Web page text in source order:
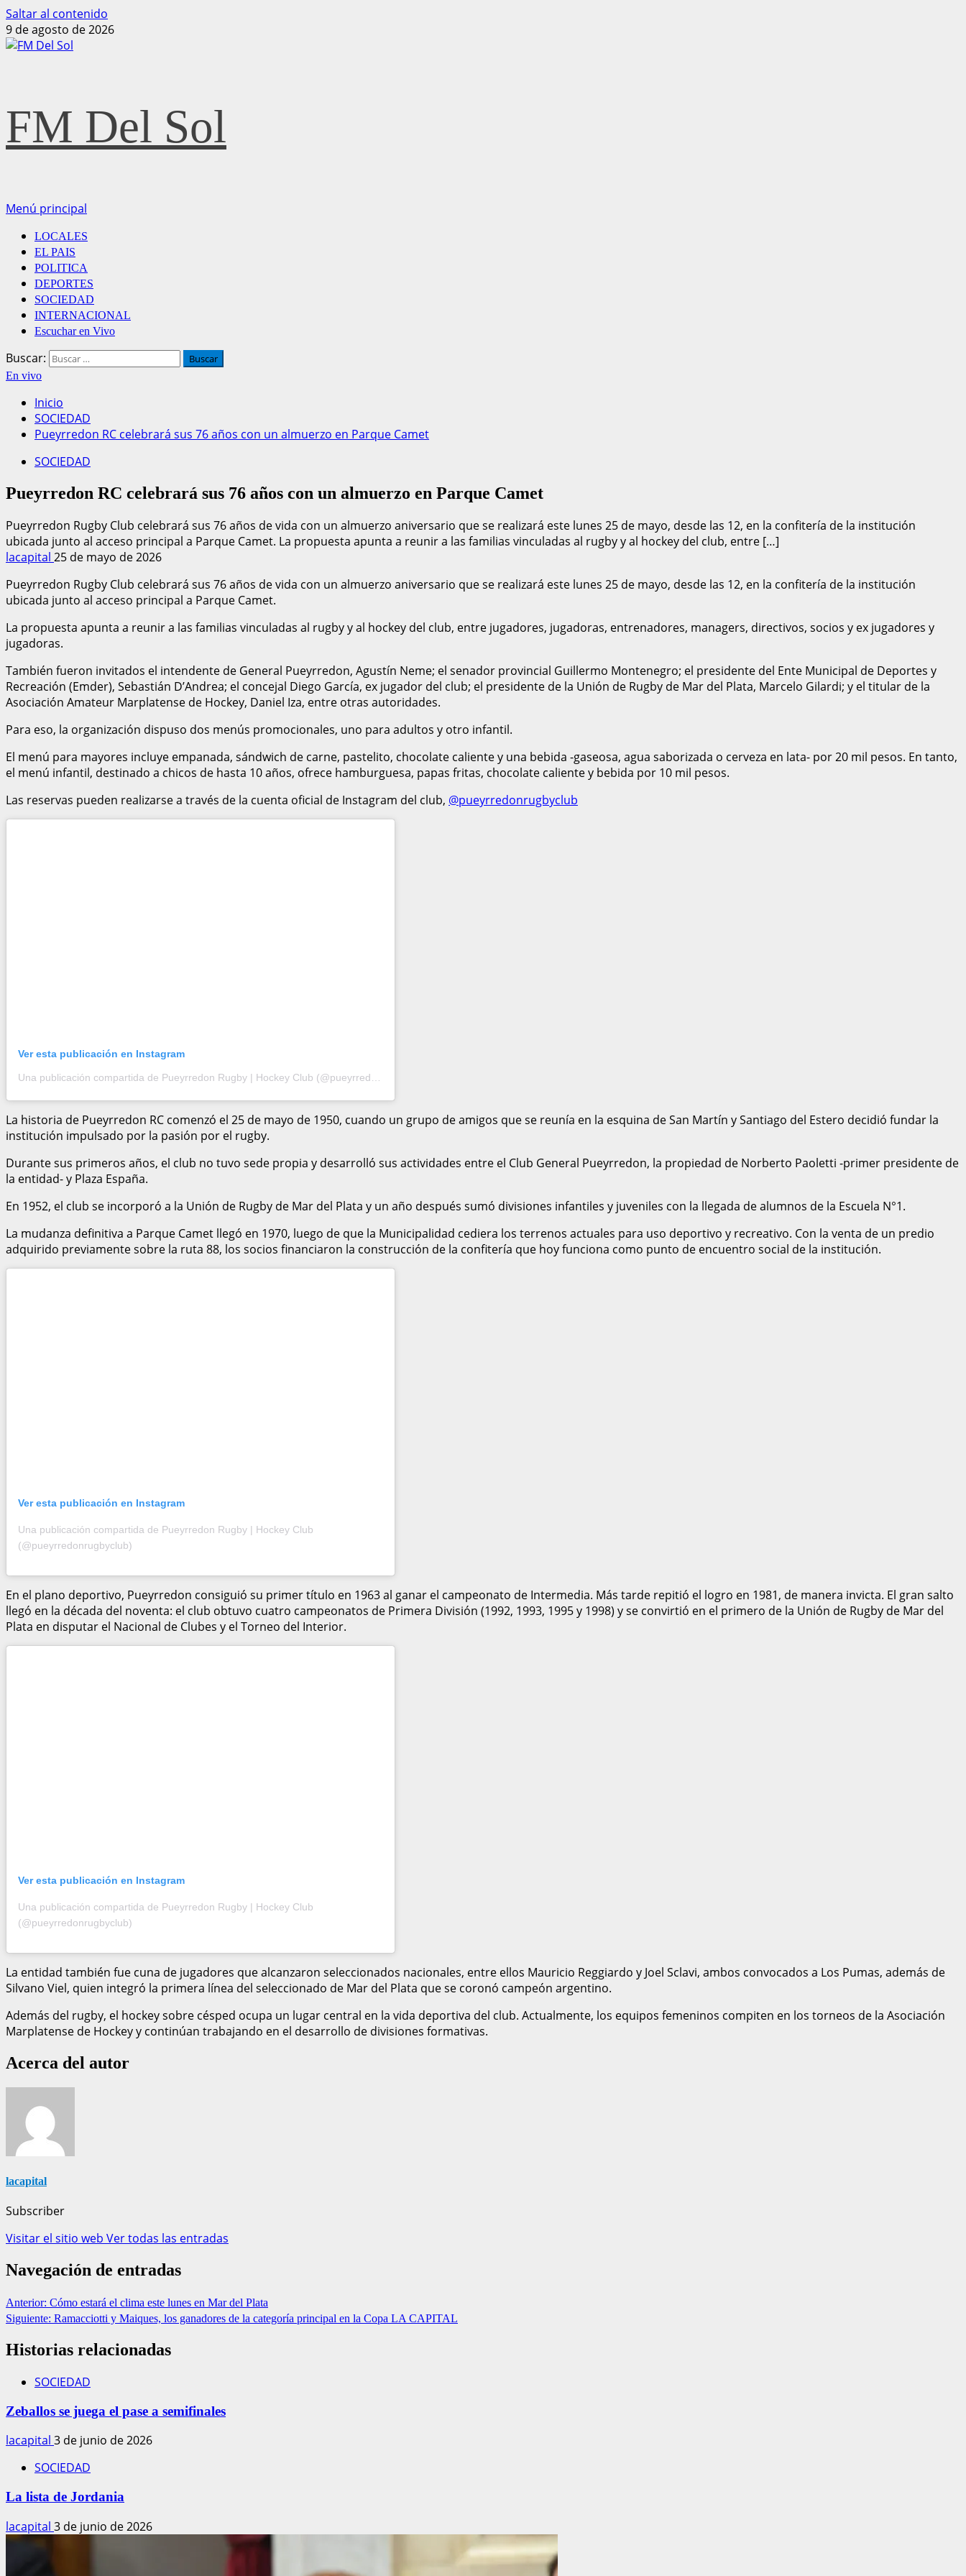
Saltar al contenido
9 de agosto de 2026
FM Del Sol
Menú principal
LOCALES
EL PAIS
POLITICA
DEPORTES
SOCIEDAD
INTERNACIONAL
Escuchar en Vivo
Buscar:
En vivo
Inicio
SOCIEDAD
Pueyrredon RC celebrará sus 76 años con un almuerzo en Parque Camet
SOCIEDAD
Pueyrredon RC celebrará sus 76 años con un almuerzo en Parque Camet
Pueyrredon Rugby Club celebrará sus 76 años de vida con un almuerzo aniversario que se realizará este lunes 25 de mayo, desde las 12, en la confitería de la institución
ubicada junto al acceso principal a Parque Camet. La propuesta apunta a reunir a las familias vinculadas al rugby y al hockey del club, entre […]
lacapital 25 de mayo de 2026
Pueyrredon Rugby Club celebrará sus 76 años de vida con un almuerzo aniversario que se realizará este lunes 25 de mayo, desde las 12, en la confitería de la institución
ubicada junto al acceso principal a Parque Camet.
La propuesta apunta a reunir a las familias vinculadas al rugby y al hockey del club, entre jugadores, jugadoras, entrenadores, managers, directivos, socios y ex jugadores y
jugadoras.
También fueron invitados el intendente de General Pueyrredon, Agustín Neme; el senador provincial Guillermo Montenegro; el presidente del Ente Municipal de Deportes y
Recreación (Emder), Sebastián D’Andrea; el concejal Diego García, ex jugador del club; el presidente de la Unión de Rugby de Mar del Plata, Marcelo Gilardi; y el titular de la
Asociación Amateur Marplatense de Hockey, Daniel Iza, entre otras autoridades.
Para eso, la organización dispuso dos menús promocionales, uno para adultos y otro infantil.
El menú para mayores incluye empanada, sándwich de carne, pastelito, chocolate caliente y una bebida -gaseosa, agua saborizada o cerveza en lata- por 20 mil pesos. En tanto,
el menú infantil, destinado a chicos de hasta 10 años, ofrece hamburguesa, papas fritas, chocolate caliente y bebida por 10 mil pesos.
Las reservas pueden realizarse a través de la cuenta oficial de Instagram del club, @pueyrredonrugbyclub
Ver esta publicación en Instagram
La historia de Pueyrredon RC comenzó el 25 de mayo de 1950, cuando un grupo de amigos que se reunía en la esquina de San Martín y Santiago del Estero decidió fundar la
institución impulsado por la pasión por el rugby.
Durante sus primeros años, el club no tuvo sede propia y desarrolló sus actividades entre el Club General Pueyrredon, la propiedad de Norberto Paoletti -primer presidente de
la entidad- y Plaza España.
En 1952, el club se incorporó a la Unión de Rugby de Mar del Plata y un año después sumó divisiones infantiles y juveniles con la llegada de alumnos de la Escuela N°1.
La mudanza definitiva a Parque Camet llegó en 1970, luego de que la Municipalidad cediera los terrenos actuales para uso deportivo y recreativo. Con la venta de un predio
adquirido previamente sobre la ruta 88, los socios financiaron la construcción de la confitería que hoy funciona como punto de encuentro social de la institución.
Ver esta publicación en Instagram
Una publicación compartida de Pueyrredon Rugby | Hockey Club
(@pueyrredonrugbyclub)
En el plano deportivo, Pueyrredon consiguió su primer título en 1963 al ganar el campeonato de Intermedia. Más tarde repitió el logro en 1981, de manera invicta. El gran salto
llegó en la década del noventa: el club obtuvo cuatro campeonatos de Primera División (1992, 1993, 1995 y 1998) y se convirtió en el primero de la Unión de Rugby de Mar del
Plata en disputar el Nacional de Clubes y el Torneo del Interior.
Ver esta publicación en Instagram
Una publicación compartida de Pueyrredon Rugby | Hockey Club
(@pueyrredonrugbyclub)
La entidad también fue cuna de jugadores que alcanzaron seleccionados nacionales, entre ellos Mauricio Reggiardo y Joel Sclavi, ambos convocados a Los Pumas, además de
Silvano Viel, quien integró la primera línea del seleccionado de Mar del Plata que se coronó campeón argentino.
Además del rugby, el hockey sobre césped ocupa un lugar central en la vida deportiva del club. Actualmente, los equipos femeninos compiten en los torneos de la Asociación
Marplatense de Hockey y continúan trabajando en el desarrollo de divisiones formativas.
Acerca del autor
lacapital
Subscriber
Visitar el sitio web Ver todas las entradas
Navegación de entradas
Anterior: Cómo estará el clima este lunes en Mar del Plata
Siguiente: Ramacciotti y Maiques, los ganadores de la categoría principal en la Copa LA CAPITAL
Historias relacionadas
SOCIEDAD
Zeballos se juega el pase a semifinales
lacapital 3 de junio de 2026
SOCIEDAD
La lista de Jordania
lacapital 3 de junio de 2026